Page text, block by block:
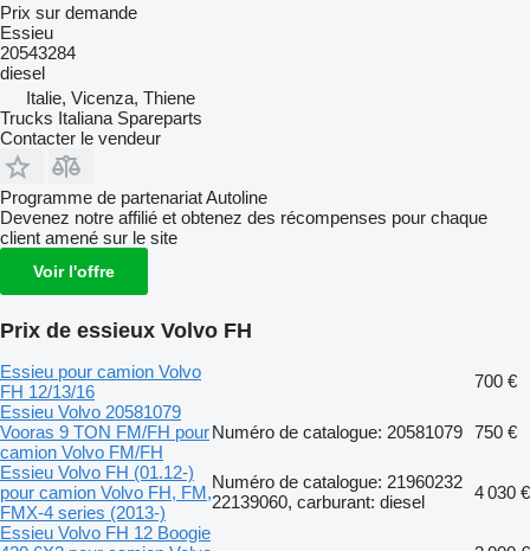
Prix sur demande
Essieu
20543284
diesel
Italie, Vicenza, Thiene
Trucks Italiana Spareparts
Contacter le vendeur
Programme de partenariat Autoline
Devenez notre affilié et obtenez des récompenses pour chaque
client amené sur le site
Voir l'offre
Prix de essieux Volvo FH
Essieu pour camion Volvo
FH 12/13/16
700 €
Essieu Volvo 20581079
Vooras 9 TON FM/FH pour
camion Volvo FM/FH
Numéro de catalogue: 20581079 750 €
Essieu Volvo FH (01.12-)
pour camion Volvo FH, FM,
FMX-4 series (2013-)
Numéro de catalogue: 21960232
22139060, carburant: diesel
4 030 €
Essieu Volvo FH 12 Boogie